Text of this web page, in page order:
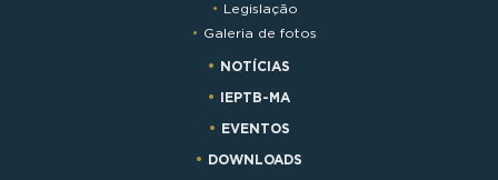
Legislação
Galeria de fotos
NOTÍCIAS
IEPTB-MA
EVENTOS
DOWNLOADS